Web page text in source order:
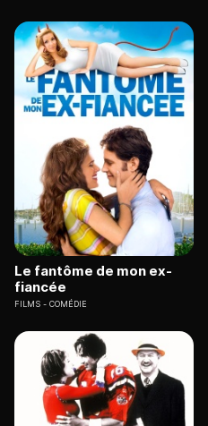
Le fantôme de mon ex-
fiancée
FILMS COMÉDIE